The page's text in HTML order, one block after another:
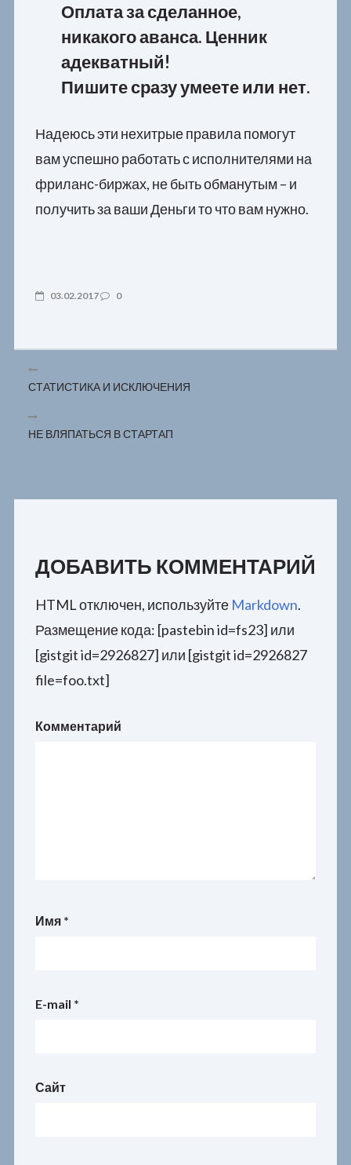
Оплата за сделанное,
никакого аванса. Ценник
адекватный!
Пишите сразу умеете или нет.
Надеюсь эти нехитрые правила помогут
вам успешно работать с исполнителями на
фриланс-биржах, не быть обманутым – и
получить за ваши Деньги то что вам нужно.
03.02.2017 0
СТАТИСТИКА И ИСКЛЮЧЕНИЯ
НЕ ВЛЯПАТЬСЯ В СТАРТАП
ДОБАВИТЬ КОММЕНТАРИЙ
HTML отключен, используйте Markdown.
Размещение кода: [pastebin id=fs23] или
[gistgit id=2926827] или [gistgit id=2926827
file=foo.txt]
Комментарий
Имя *
E-mail *
Сайт